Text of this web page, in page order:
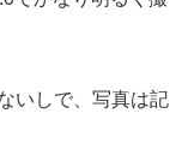
いしで、写真は記